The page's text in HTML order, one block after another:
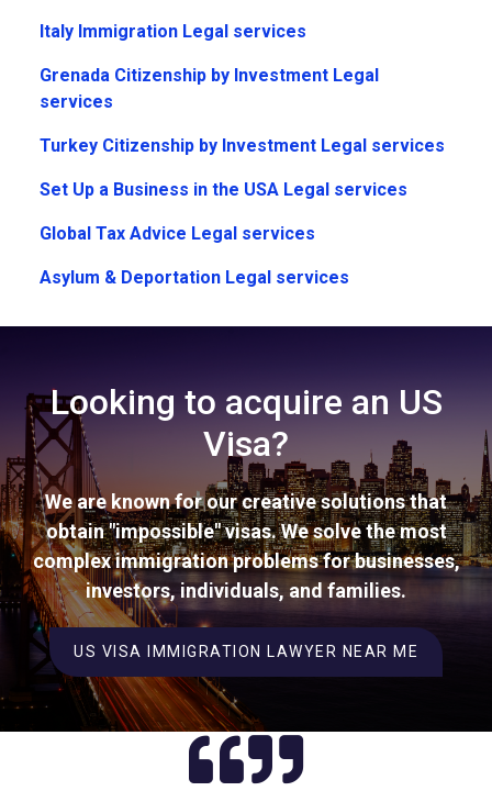
Italy Immigration Legal services
Grenada Citizenship by Investment Legal
services
Turkey Citizenship by Investment Legal services
Set Up a Business in the USA Legal services
Global Tax Advice Legal services
Asylum & Deportation Legal services
Looking to acquire an US
Visa?
We are known for our creative solutions that
obtain "impossible" visas. We solve the most
complex immigration problems for businesses,
investors, individuals, and families.
US VISA IMMIGRATION LAWYER NEAR ME